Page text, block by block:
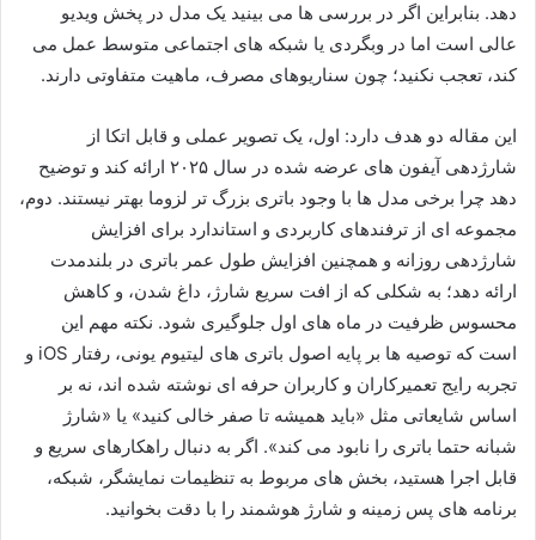
دهد. بنابراین اگر در بررسی ها می بینید یک مدل در پخش ویدیو
عالی است اما در وبگردی یا شبکه های اجتماعی متوسط عمل می
کند، تعجب نکنید؛ چون سناریوهای مصرف، ماهیت متفاوتی دارند.
این مقاله دو هدف دارد: اول، یک تصویر عملی و قابل اتکا از
شارژدهی آیفون های عرضه شده در سال ۲۰۲۵ ارائه کند و توضیح
دهد چرا برخی مدل ها با وجود باتری بزرگ تر لزوما بهتر نیستند. دوم،
مجموعه ای از ترفندهای کاربردی و استاندارد برای افزایش
شارژدهی روزانه و همچنین افزایش طول عمر باتری در بلندمدت
ارائه دهد؛ به شکلی که از افت سریع شارژ، داغ شدن، و کاهش
محسوس ظرفیت در ماه های اول جلوگیری شود. نکته مهم این
است که توصیه ها بر پایه اصول باتری های لیتیوم یونی، رفتار iOS و
تجربه رایج تعمیرکاران و کاربران حرفه ای نوشته شده اند، نه بر
اساس شایعاتی مثل «باید همیشه تا صفر خالی کنید» یا «شارژ
شبانه حتما باتری را نابود می کند». اگر به دنبال راهکارهای سریع و
قابل اجرا هستید، بخش های مربوط به تنظیمات نمایشگر، شبکه،
برنامه های پس زمینه و شارژ هوشمند را با دقت بخوانید.